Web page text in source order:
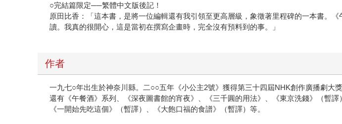
○完結篇限定──繁體中文版後記！
原田比香：「這本書，是將一位編輯還有我引領至更高層級，象徵著里程碑的一本書。
讀。我真的很開心，這是當初在撰寫企畫時，完全沒有預料到的事。」
作者
一九七○年出生於神奈川縣。二○○五年《小公主2號》獲得第三十四屆NHK創作廣播劇
還有《午餐酒》系列、《深夜圖書館的宵夜》、《三千圓的用法》、《東京洗錢》（暫
《一開始先吃這個》（暫譯）、《大飽口福的食譜》（暫譯）等。